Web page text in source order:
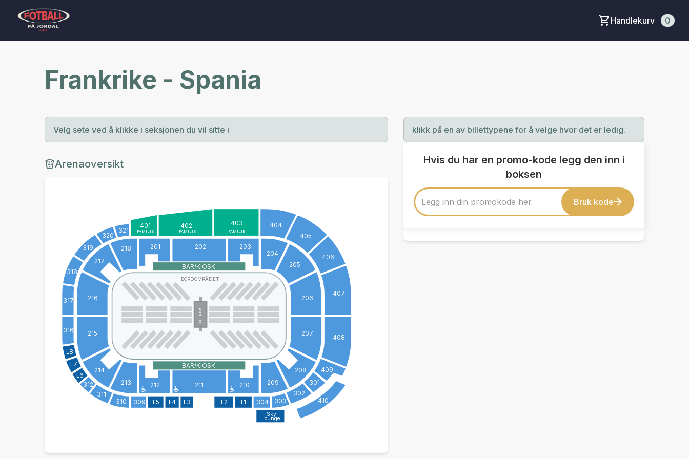
Handlekurv 0
Frankrike - Spania
Velg sete ved å klikke i seksjonen du vil sitte i
Arenaoversikt
SCREEN
BORDOMRÅDET
301
302
303
304
L1
L2
L3
L4
L5
309
310
311
312
L6
L7
L8
316
317
318
319
320
321
Sky
lounge
401 402 403
404
405
406
407
408
409
410
FAMILIE FAMILIE
FAMILIE
201 202
203
204
205
206
207
208
209
210
211
212
213
214
215
216
217
218
BAR/KIOSK
BAR/KIOSK
klikk på en av billettypene for å velge hvor det er ledig.
Hvis du har en promo-kode legg den inn i
boksen
Bruk kode